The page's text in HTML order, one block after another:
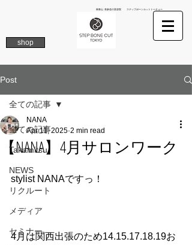
南青山 表参道の美容院 ステップボーンカットトーキョー
shop
Post
全ての記事
Takamitsu
NEWS
リクルート
メディア
セミナー
全ての記事
【NANA】4月サロンワーク
NANA
Apr 11, 2025 2 min read
stylist NANAですっ！
4月は関西出張のため14.15.17.18.19お